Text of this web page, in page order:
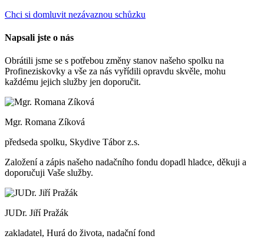
Chci si domluvit nezávaznou schůzku
Napsali jste o nás
Obrátili jsme se s potřebou změny stanov našeho spolku na
Profineziskovky a vše za nás vyřídili opravdu skvěle, mohu
každému jejich služby jen doporučit.
Mgr. Romana Zíková
předseda spolku, Skydive Tábor z.s.
Založení a zápis našeho nadačního fondu dopadl hladce, děkuji a
doporučuji Vaše služby.
JUDr. Jiří Pražák
zakladatel, Hurá do života, nadační fond